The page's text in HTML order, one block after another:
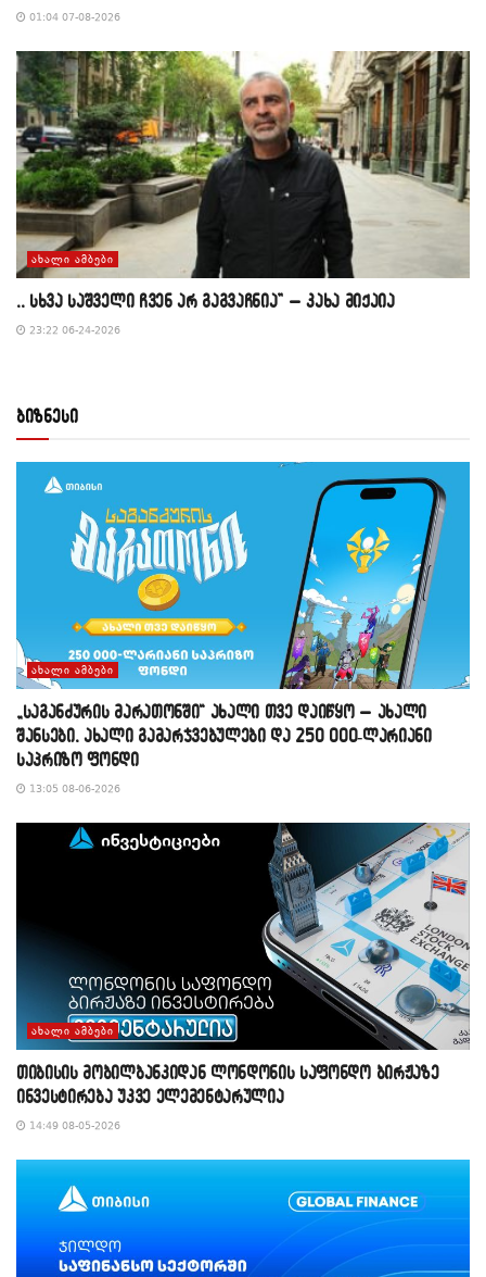
01:04 07-08-2026
ᲐᲮᲐᲚᲘ ᲐᲛᲑᲔᲑᲘ
,, სხვა საშველი ჩვენ არ გაგვაჩნია” – კახა მიქაია
23:22 06-24-2026
ბიზნესი
ᲐᲮᲐᲚᲘ ᲐᲛᲑᲔᲑᲘ
„საგანძურის მარათონში“ ახალი თვე დაიწყო – ახალი
შანსები, ახალი გამარჯვებულები და 250 000-ლარიანი
საპრიზო ფონდი
13:05 08-06-2026
ᲐᲮᲐᲚᲘ ᲐᲛᲑᲔᲑᲘ
თიბისის მობილბანკიდან ლონდონის საფონდო ბირჟაზე
ინვესტირება უკვე ელემენტარულია
14:49 08-05-2026